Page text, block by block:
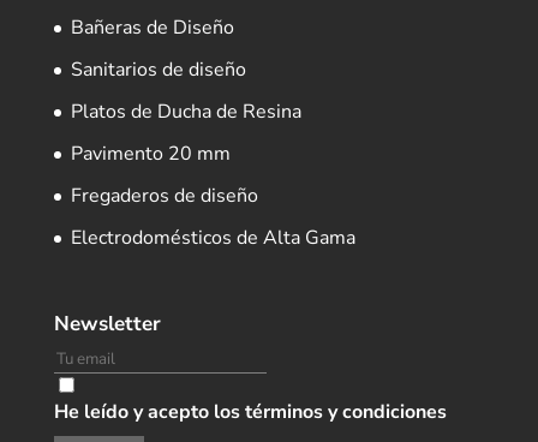
Bañeras de Diseño
Sanitarios de diseño
Platos de Ducha de Resina
Pavimento 20 mm
Fregaderos de diseño
Electrodomésticos de Alta Gama
Newsletter
He leído y acepto los términos y condiciones